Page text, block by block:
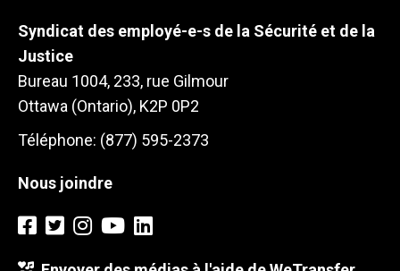
Syndicat des employé-e-s de la Sécurité et de la
Justice
Bureau 1004, 233, rue Gilmour
Ottawa (Ontario), K2P 0P2
Téléphone: (877) 595-2373
Nous joindre